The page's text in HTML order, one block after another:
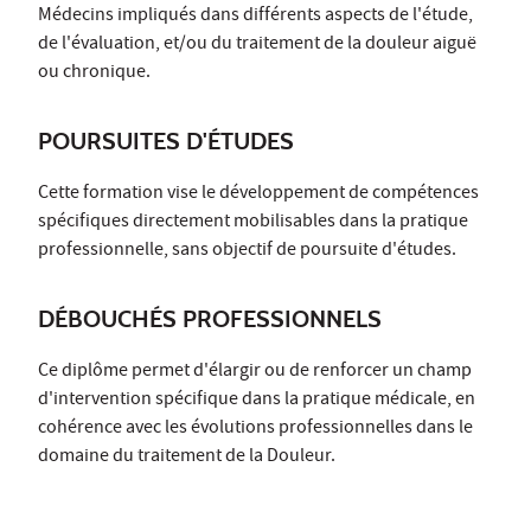
Médecins impliqués dans différents aspects de l'étude,
de l'évaluation, et/ou du traitement de la douleur aiguë
ou chronique.
POURSUITES D'ÉTUDES
Cette formation vise le développement de compétences
spécifiques directement mobilisables dans la pratique
professionnelle, sans objectif de poursuite d'études.
DÉBOUCHÉS PROFESSIONNELS
Ce diplôme permet d'élargir ou de renforcer un champ
d'intervention spécifique dans la pratique médicale, en
cohérence avec les évolutions professionnelles dans le
domaine du traitement de la Douleur.